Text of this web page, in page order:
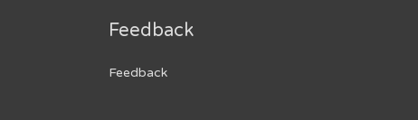
Feedback
Feedback